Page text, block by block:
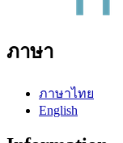
ภาษา
ภาษาไทย
English